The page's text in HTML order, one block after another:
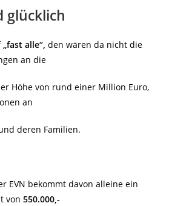
glücklich
„fast alle“, den wären da nicht die
an die
Höhe von rund einer Million Euro,
an
deren Familien.
EVN bekommt davon alleine ein
von 550.000,-